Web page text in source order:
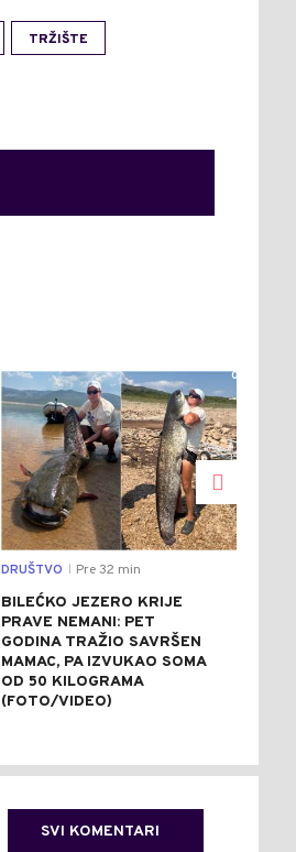
TRŽIŠTE
0
DRUŠTVO Pre 32 min
BILEĆKO JEZERO KRIJE
PRAVE NEMANI: PET
GODINA TRAŽIO SAVRŠEN
MAMAC, PA IZVUKAO SOMA
OD 50 KILOGRAMA
(FOTO/VIDEO)
SVI KOMENTARI